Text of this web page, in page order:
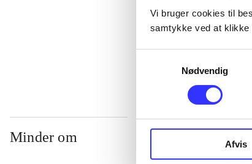
Vi bruger cookies til
samtykke ved at klikke
Nødvendig
Afvis
Minder om